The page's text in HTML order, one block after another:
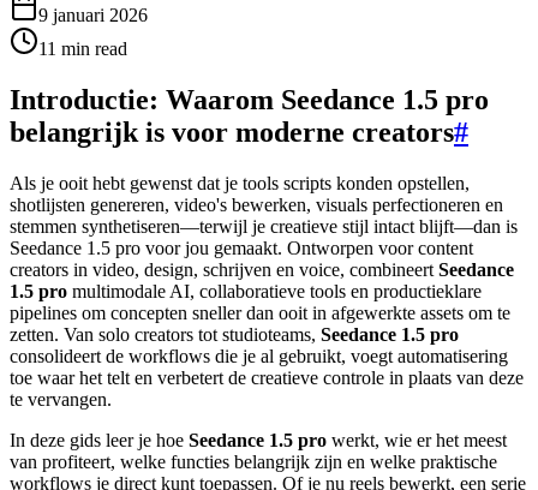
9 januari 2026
11 min read
Introductie: Waarom Seedance 1.5 pro
belangrijk is voor moderne creators#
Als je ooit hebt gewenst dat je tools scripts konden opstellen,
shotlijsten genereren, video's bewerken, visuals perfectioneren en
stemmen synthetiseren—terwijl je creatieve stijl intact blijft—dan is
Seedance 1.5 pro voor jou gemaakt. Ontworpen voor content
creators in video, design, schrijven en voice, combineert Seedance
1.5 pro multimodale AI, collaboratieve tools en productieklare
pipelines om concepten sneller dan ooit in afgewerkte assets om te
zetten. Van solo creators tot studioteams, Seedance 1.5 pro
consolideert de workflows die je al gebruikt, voegt automatisering
toe waar het telt en verbetert de creatieve controle in plaats van deze
te vervangen.
In deze gids leer je hoe Seedance 1.5 pro werkt, wie er het meest
van profiteert, welke functies belangrijk zijn en welke praktische
workflows je direct kunt toepassen. Of je nu reels bewerkt, een serie